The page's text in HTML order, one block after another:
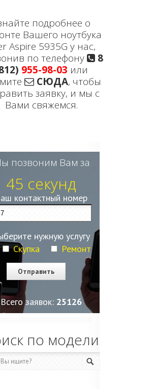
подробнее о
Вашего ноутбука
Aspire 5935G у нас,
по телефону
8
955-98-03 или
СЮДА, чтобы
заявку, и мы с
Вами свяжемся.
позвоним Вам за
45 секунд
контактный номер
нужную услугу
Скупка
Ремонт
Всего заявок: 25129
по модели